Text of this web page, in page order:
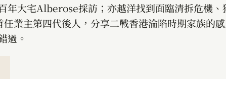
年大宅Alberose採訪；亦越洋找到面臨清拆危機、
業主第四代後人，分享二戰香港淪陷時期家族的
過。